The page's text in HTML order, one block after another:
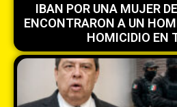
IBAN POR UNA MUJER
ENCONTRARON A UN
HOMICIDIO EN